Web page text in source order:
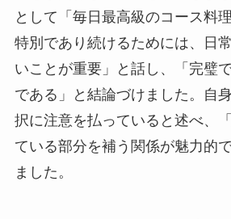
として「毎日最高級のコース料
特別であり続けるためには、日
いことが重要」と話し、「完璧
である」と結論づけました。自
択に注意を払っていると述べ、
ている部分を補う関係が魅力的
ました。